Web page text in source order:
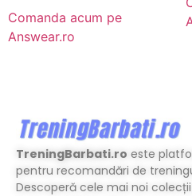
Comanda acum pe
Answear.ro
TreningBarbati.ro este
pentru recomandări de
Descoperă cele mai noi